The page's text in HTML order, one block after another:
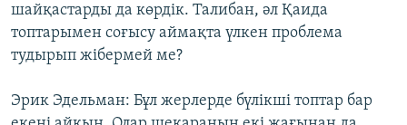
шайқастарды да көрдік. Талибан, әл Қаида
топтарымен соғысу аймақта үлкен проблема
тудырып жібермей ме?
Эрик Эдельман: Бұл жерлерде бүлікші топтар бар